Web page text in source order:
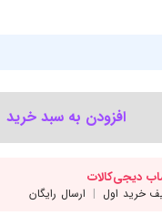
افزودن به سبد خرید